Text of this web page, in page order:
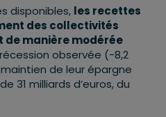
disponibles, les recettes
des collectivités
manière modérée
observée (-8,2
de leur épargne
31 milliards d’euros, du